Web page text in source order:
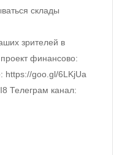
склады
зрителей в
финансово:
goo.gl/6LKjUa
Телеграм канал: